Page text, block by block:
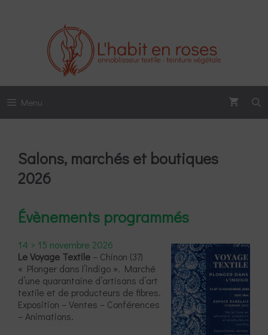
Menu
Salons, marchés et boutiques
2026
Évènements programmés
14 > 15 novembre 2026
Le Voyage Textile – Chinon (37)
« Plonger dans l’indigo ». Marché
d’une quarantaine d’artisans d’art
textile et de producteurs de fibres.
Exposition – Ventes – Conférences
– Animations.